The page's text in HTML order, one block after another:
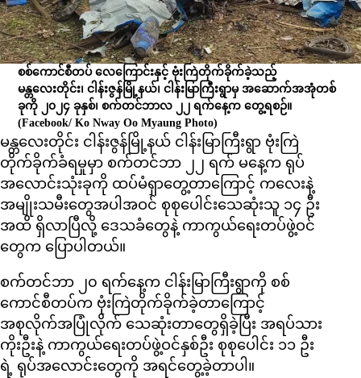
စစ်ကောင်စီတပ် လေကြောင်းနှင့် ဗုံးကြဲတိုက်ခိုက်ခဲ့သည့်
မန္တလေးတိုင်း၊ ငါန်းဇွန်မြို့နယ်၊ ငါန်းမြာကြီးရွာမှ အဆောက်အအုံတစ်
ခုကို ၂၀၂၄ ခုနှစ်၊ စက်တင်ဘာလ ၂၂ ရက်နေ့က တွေ့ရစဉ်။
(Facebook/ Ko Nway Oo Myaung Photo)
မန္တလေးတိုင်း ငါန်းဇွန်မြို့နယ် ငါန်းမြာကြီးရွာ ဗုံးကြဲ
တိုက်ခိုက်ခံရမှုမှာ စက်တင်ဘာ ၂၂ ရက် မနေ့က ရုပ်
အလောင်းသုံးခုကို ထပ်မံရှာတွေ့တာကြောင့် ကလေးနဲ့
အမျိုးသမီးတွေအပါအဝင် စုစုပေါင်းသေဆုံးသူ ၁၄ ဦး
အထိ ရှိလာပြီလို့ ဒေသခံတွေနဲ့ ကာကွယ်ရေးတပ်ဖွဲ့ဝင်
တွေက ပြောပါတယ်။
စက်တင်ဘာ ၂၀ ရက်နေ့က ငါန်းမြာကြီးရွာကို စစ်
ကောင်စီတပ်က ဗုံးကြဲတိုက်ခိုက်ခဲ့တာကြောင့်
အစုလိုက်အပြုံလိုက် သေဆုံးတာတွေရှိခဲ့ပြီး အရပ်သား
ကိုးဦးနဲ့ ကာကွယ်ရေးတပ်ဖွဲ့ဝင်နှစ်ဦး စုစုပေါင်း ၁၁ ဦး
ရဲ့ ရုပ်အလောင်းတွေကို အရင်တွေ့ခဲ့တာပါ။